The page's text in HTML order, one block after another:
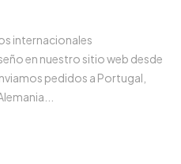
internacionales
en nuestro sitio web desde
pedidos a Portugal,